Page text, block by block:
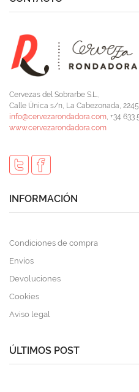
Cervezas del Sobrarbe S.L.,
Calle Única s/n, La Cabezonada,
info@cervezarondadora.com, +34 633
www.cervezarondadora.com
INFORMACIÓN
Condiciones de compra
Envíos
Devoluciones
Cookies
Aviso legal
ÚLTIMOS POST